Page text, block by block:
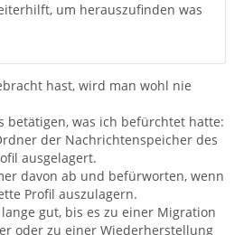
um herauszufinden was
hast, wird man wohl nie
betätigen, was ich befürchtet hatte:
der Nachrichtenspeicher des
ausgelagert.
davon ab und befürworten, wenn
Profil auszulagern.
gut, bis es zu einer Migration
oder zu einer Wiederherstellung